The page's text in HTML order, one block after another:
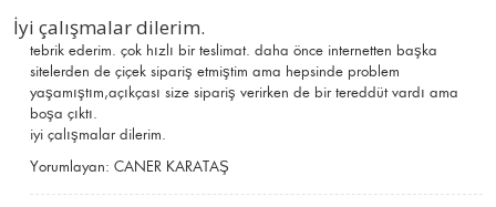
İyi çalışmalar dilerim.
tebrik ederim. çok hızlı bir teslimat. daha önce internetten başka
sitelerden de çiçek sipariş etmiştim ama hepsinde problem
yaşamıştım,açıkçası size sipariş verirken de bir tereddüt vardı ama
boşa çıktı.
iyi çalışmalar dilerim.
Yorumlayan: CANER KARATAŞ